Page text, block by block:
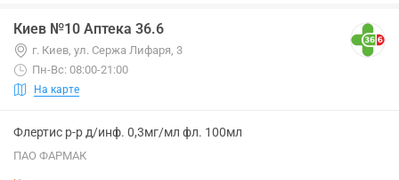
Киев №10 Аптека 36.6
г. Киев, ул. Сержа Лифаря, 3
Пн-Вс: 08:00-21:00
На карте
Флертис р-р д/инф. 0,3мг/мл фл. 100мл
ПАО ФАРМАК